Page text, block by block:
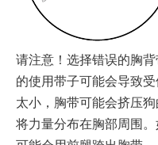
请注意！选择错误的胸
的使用带子可能会导致
太小，胸带可能会挤压
将力量分布在胸部周围